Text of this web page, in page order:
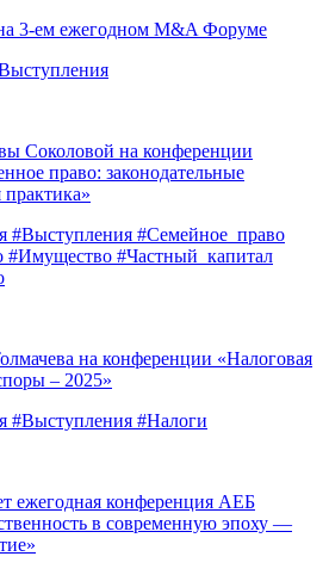
3-ем ежегодном M&A Форуме
Соколовой на конференции
право: законодательные
практика»
#Выступления #Семейное_право
#Имущество #Частный_капитал
на конференции «Налоговая
– 2025»
#Выступления #Налоги
ежегодная конференция АЕБ
в современную эпоху —